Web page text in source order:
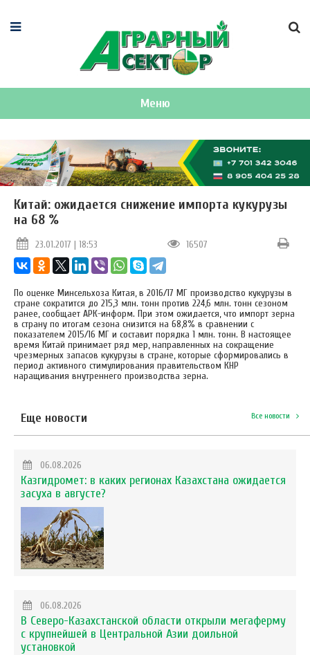
Меню
Китай: ожидается снижение импорта кукурузы
на 68 %
23.01.2017 | 18:53 16507
По оценке Минсельхоза Китая, в 2016/17 МГ производство кукурузы в
стране сократится до 215,3 млн. тонн против 224,6 млн. тонн сезоном
ранее, сообщает АРК-информ. При этом ожидается, что импорт зерна
в страну по итогам сезона снизится на 68,8% в сравнении с
показателем 2015/16 МГ и составит порядка 1 млн. тонн. В настоящее
время Китай принимает ряд мер, направленных на сокращение
чрезмерных запасов кукурузы в стране, которые сформировались в
период активного стимулирования правительством КНР
наращивания внутреннего производства зерна.
Еще новости Все новости
06.08.2026
Казгидромет: в каких регионах Казахстана ожидается
засуха в августе?
06.08.2026
В Северо-Казахстанской области открыли мегаферму
с крупнейшей в Центральной Азии доильной
установкой